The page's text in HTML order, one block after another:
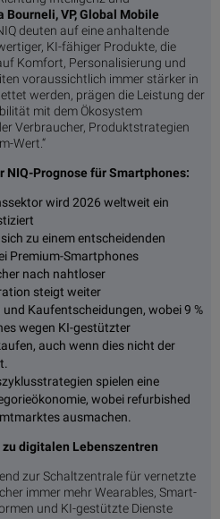
Bourneli, VP, Global Mobile
deuten auf eine anhaltende
KI-fähiger Produkte, die
Komfort, Personalisierung und
voraussichtlich immer stärker in
werden, prägen die Leistung der
mit dem Ökosystem
Verbraucher, Produktstrategien
Wert.“
NIQ-Prognose für Smartphones:
wird 2026 weltweit ein
zu einem entscheidenden
Premium-Smartphones
nach nahtloser
steigt weiter
Kaufentscheidungen, wobei 9 %
wegen KI-gestützter
auch wenn dies nicht der
spielen eine
wobei refurbished
ausmachen.
digitalen Lebenszentren
zur Schaltzentrale für vernetzte
immer mehr Wearables, Smart-
und KI-gestützte Dienste